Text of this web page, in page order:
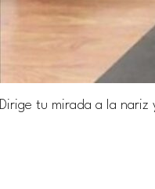
Dirige tu mirada a la